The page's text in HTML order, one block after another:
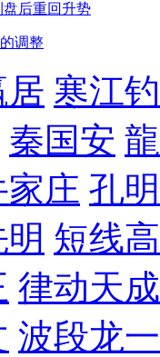
盘后重回升势
调整
居 寒江
秦国安
家庄 孔
短线
律动天成
波段龙一